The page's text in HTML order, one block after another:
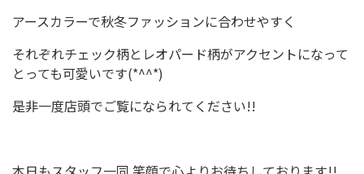
アースカラーで秋冬ファッションに合わせやすく
それぞれチェック柄とレオパード柄がアクセントになって
とっても可愛いです(*^^*)
是非一度店頭でご覧になられてください!!